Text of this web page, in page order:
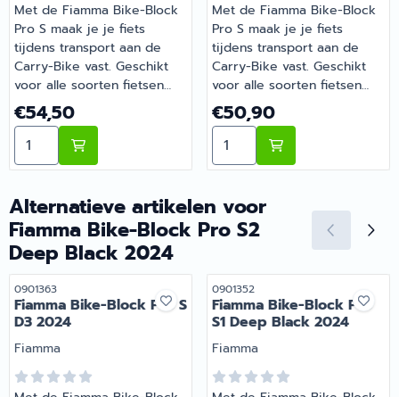
Met de Fiamma Bike-Block
Pro S maak je je fiets
tijdens transport aan de
Carry-Bike vast. Geschikt
voor alle soorten fietsen
dankzij het verstelbare
scharnier en voor zowel
ronde als ovale framebuizen
met een diameter van
Verbeterde ergonomie
dankzij de frontaal
geplaatste knop.
Geïntegreerde
krasbestendige rubberen
bescherming voor
fietsbevestiging. De knop
en het vergrendelsysteem
van de fiets kunnen 360°
draaien. Op de D-versies
garandeert het handige
Prijs: 54,50
€54,50
Aantal kiezen voor Fiamma Bike-Block Pro S D3 Deep
Met de Fiamma Bike-Block
Pro S maak je je fiets
tijdens transport aan de
Carry-Bike vast. Geschikt
voor alle soorten fietsen
dankzij het verstelbare
scharnier en voor zowel
ronde als ovale framebuizen
met een diameter van
dankzij de frontaal
geplaatste knop.
krasbestendige rubberen
bescherming voor
fietsbevestiging. De knop
en het vergrendelsysteem
van de fiets kunnen 360°
draaien. Op de D-versies
garandeert het handige
Prijs: 50,90
€50,90
Aantal kiezen voor
Alternatieve artikelen voor
Fiamma Bike-Block Pro S2
Deep Black 2024
Artikelnummer
0901363
Fiamma Bike-Block Pro S
D3 2024
Merk:
Fiamma
Artikelnummer
0901352
Fiamma Bike-Block Pro
S1 Deep Black 2024
Merk:
Fiamma